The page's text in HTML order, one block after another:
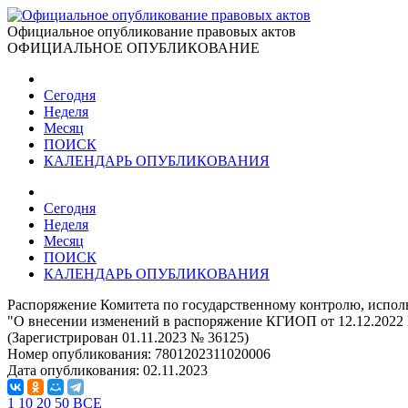
Официальное опубликование правовых актов
ОФИЦИАЛЬНОЕ ОПУБЛИКОВАНИЕ
Сегодня
Неделя
Месяц
ПОИСК
КАЛЕНДАРЬ ОПУБЛИКОВАНИЯ
Сегодня
Неделя
Месяц
ПОИСК
КАЛЕНДАРЬ ОПУБЛИКОВАНИЯ
Распоряжение Комитета по государственному контролю,
"О внесении изменений в распоряжение КГИОП от
(Зарегистрирован 01.11.2023 № 36125)
Номер опубликования: 7801202311020006
Дата опубликования: 02.11.2023
1 10 20 50 ВСЕ